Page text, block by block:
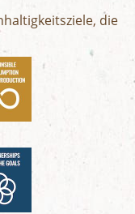
die